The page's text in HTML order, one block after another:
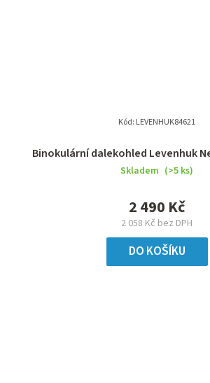
Binokulární dalekohled Levenhuk
Skladem (>5 ks)
2 058 Kč bez DPH
2 490 Kč
DO KOŠÍKU
Kód: LEVENHUK84621